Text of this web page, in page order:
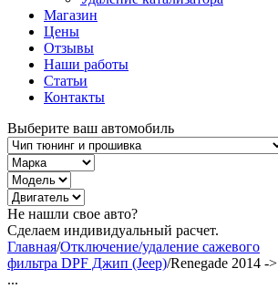
Магазин
Цены
Отзывы
Наши работы
Статьи
Контакты
Выберите ваш автомобиль
Не нашли свое авто?
Сделаем индивидуальный расчет.
Главная/Отключение/удаление сажевого
фильтра DPF Джип (Jeep)/Renegade 2014 ->
...